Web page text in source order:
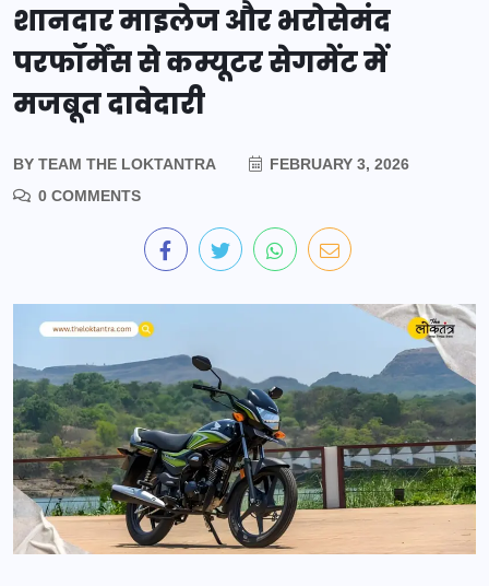
शानदार माइलेज और भरोसेमंद
परफॉर्मेंस से कम्यूटर सेगमेंट में
मजबूत दावेदारी
BY TEAM THE LOKTANTRA
FEBRUARY 3, 2026
0 COMMENTS